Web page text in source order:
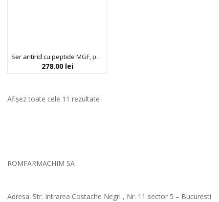
Ser antirid cu peptide MGF, pentru hidratarea tenului, Bueno, 50 ml
278.00 lei
Afișez toate cele 11 rezultate
ROMFARMACHIM SA
Adresa: Str. Intrarea Costache Negri , Nr. 11 sector 5 – Bucuresti